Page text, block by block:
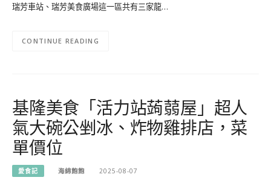
瑞芳車站、瑞芳美食廣場這一區共有三家龍…
CONTINUE READING
基隆美食「活力站蒟蒻屋」超人
氣大碗公剉冰、炸物雞排店，菜
單價位
愛食記 海綿飽飽 2025-08-07